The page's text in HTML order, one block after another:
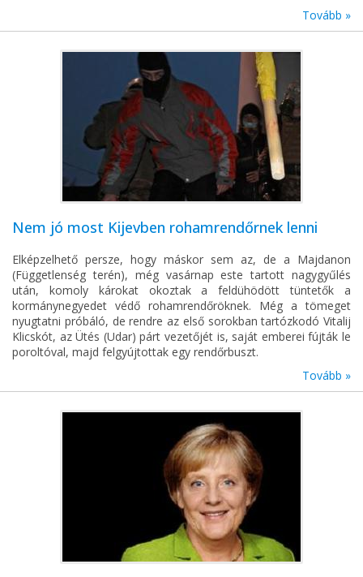
Tovább »
Nem jó most Kijevben rohamrendőrnek lenni
Elképzelhető persze, hogy máskor sem az, de a Majdanon
(Függetlenség terén), még vasárnap este tartott nagygyűlés
után, komoly károkat okoztak a feldühödött tüntetők a
kormánynegyedet védő rohamrendőröknek. Még a tömeget
nyugtatni próbáló, de rendre az első sorokban tartózkodó Vitalij
Klicskót, az Ütés (Udar) párt vezetőjét is, saját emberei fújták le
poroltóval, majd felgyújtottak egy rendőrbuszt.
Tovább »